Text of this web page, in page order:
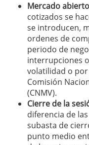
Mercado
cotizados se
se introducen,
ordenes de
periodo de
interrupciones
volatilidad o
Comisión
(CNMV).
Cierre de la
diferencia de
subasta de
punto medio